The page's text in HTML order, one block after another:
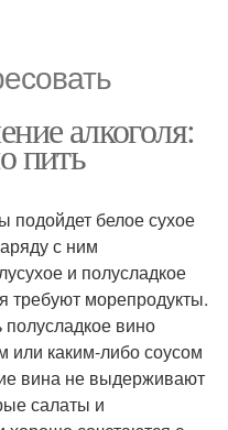
алкоголя:
пить
подойдет белое сухое
с ним
и полусладкое
требуют морепродукты.
полусладкое вино
или каким-либо соусом
вина не выдерживают
салаты и